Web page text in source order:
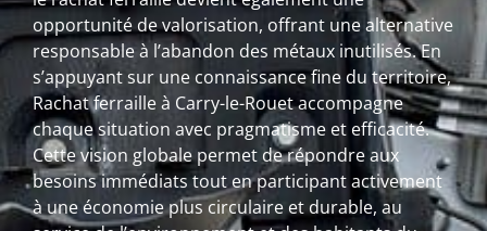
opportunité de valorisation, offrant une alternative
responsable à l’abandon des métaux inutilisés. En
s’appuyant sur une connaissance fine du territoire,
Rachat ferraille à Carry-le-Rouet accompagne
chaque situation avec pragmatisme et efficacité.
Cette vision globale permet de répondre aux
besoins immédiats tout en participant activement
à une économie plus circulaire et durable, au